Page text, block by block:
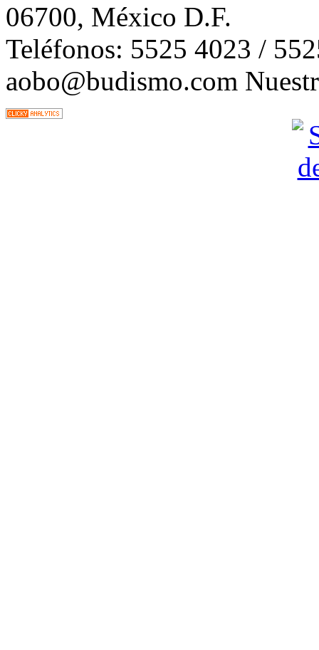
06700, México D.F.
Teléfonos: 5525 4023 /
aobo@budismo.com